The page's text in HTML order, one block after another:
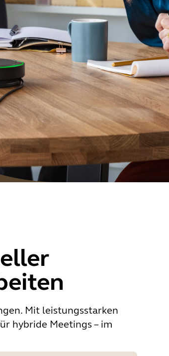
Mit leistungsstarken
hybride Meetings – im